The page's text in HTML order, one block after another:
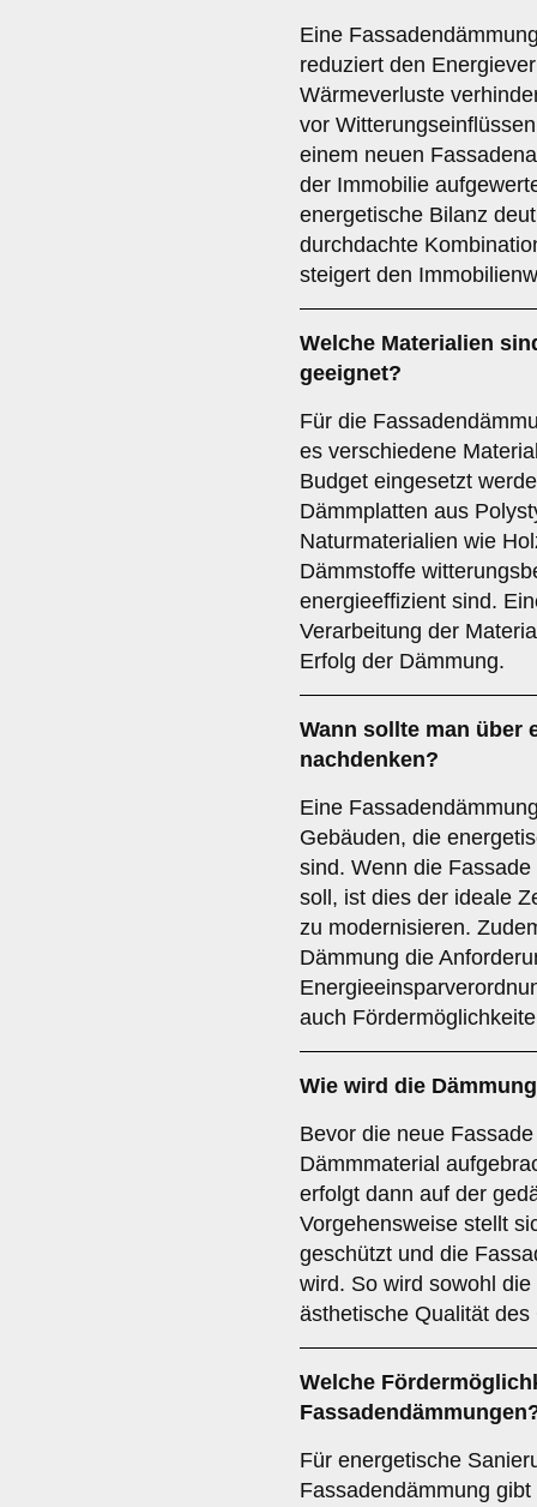
Eine
reduziert den
Wärmeverluste
vor
einem neuen
der Immobilie
energetische Bilanz
durchdachte
steigert den
Welche Materialien
geeignet?
Für die
es verschiedene
Budget eingesetzt
Dämmplatten aus
Naturmaterialien wie
Dämmstoffe
energieeffizient sind.
Verarbeitung der
Erfolg der Dämmung.
Wann sollte man über
nachdenken?
Eine
Gebäuden, die
sind. Wenn die
soll, ist dies der ideale
zu modernisieren.
Dämmung die
auch
Wie wird die Dämmung
Bevor die neue
Dämmmaterial
erfolgt dann auf der
Vorgehensweise stellt
geschützt und die
wird. So wird sowohl
ästhetische Qualität
Welche
Für energetische
Fassadendämmung